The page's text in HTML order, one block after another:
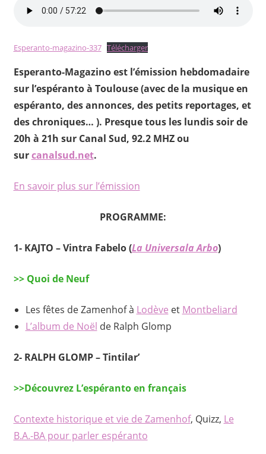
Esperanto-magazino-337 Télécharger
Esperanto-Magazino est l’émission hebdomadaire
sur l’espéranto à Toulouse (avec de la musique en
espéranto, des annonces, des petits reportages, et
des chroniques… ). Presque tous les lundis soir de
20h à 21h sur Canal Sud, 92.2 MHZ ou
surcanalsud.net.
En savoir plus sur l’émission
PROGRAMME:
1- KAJTO – Vintra Fabelo (La Universala Arbo)
>> Quoi de Neuf
Les fêtes de Zamenhof à Lodève et Montbeliard
L’album de Noël de Ralph Glomp
2- RALPH GLOMP – Tintilar’
>>Découvrez L’espéranto en français
Contexte historique et vie de Zamenhof, Quizz, Le
B.A.-BA pour parler espéranto